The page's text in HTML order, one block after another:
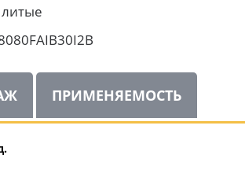
литые
ПРИМЕНЯЕМОСТЬ